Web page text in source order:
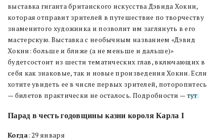
выставка гиганта британского искусства Дэвида Хокни,
которая отправит зрителей в путешествие по творчеству
знаменитого художника и позволит им заглянуть в его
мастерскую. Выставка с необычным названием «Дэвид
Хокни: больше и ближе (а не меньше и дальше)»
будетсостоит из шести тематических глав, включающих в
себя как знаковые, так и новые произведения Хокни. Если
хотите увидеть ее в числе первых зрителей, поторопитесь
— билетов практически не осталось. Подробности —тут.
Парад в честь годовщины казни короля Карла I
Когда: 29 января